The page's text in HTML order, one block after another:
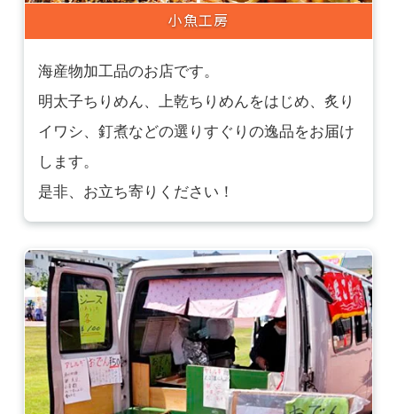
小魚工房
海産物加工品のお店です。
明太子ちりめん、上乾ちりめんをはじめ、炙り
イワシ、釘煮などの選りすぐりの逸品をお届け
します。
是非、お立ち寄りください！